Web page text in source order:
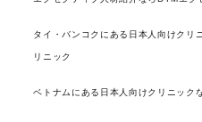
タイ・バンコクにある日本人向けクリ
リニック
ベトナムにある日本人向けクリニック